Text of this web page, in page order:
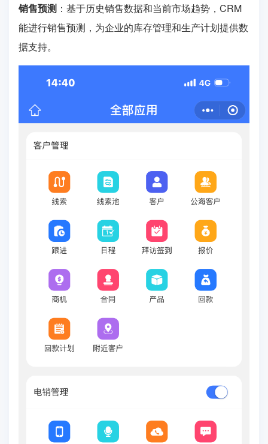
销售预测 ：基于历史销售数据和当前市场趋势，CRM
能进行销售预测，为企业的库存管理和生产计划提供数
据支持。